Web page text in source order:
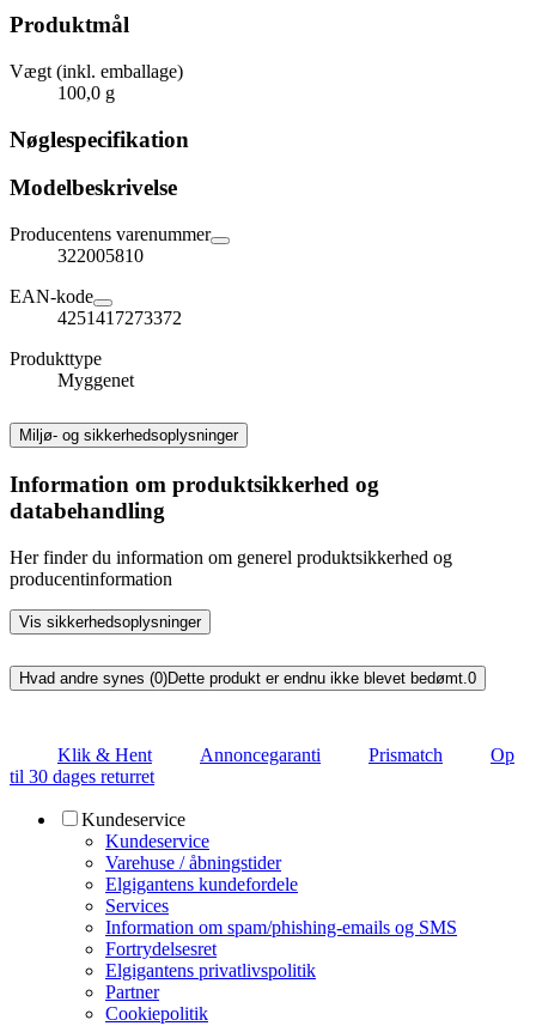
Produktmål
Vægt (inkl. emballage)
100,0 g
Nøglespecifikation
Modelbeskrivelse
Producentens varenummer
322005810
EAN-kode
4251417273372
Produkttype
Myggenet
Miljø- og sikkerhedsoplysninger
Information om produktsikkerhed og
databehandling
Her finder du information om generel produktsikkerhed og
producentinformation
Vis sikkerhedsoplysninger
Hvad andre synes (0)Dette produkt er endnu ikke blevet bedømt. 0
Klik & Hent Annoncegaranti Prismatch
Op
til 30 dages returret
Kundeservice
Kundeservice
Varehuse / åbningstider
Elgigantens kundefordele
Services
Information om spam/phishing-emails og SMS
Fortrydelsesret
Elgigantens privatlivspolitik
Partner
Cookiepolitik